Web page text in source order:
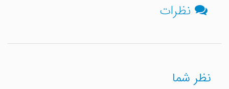
نظرات
نظر شما